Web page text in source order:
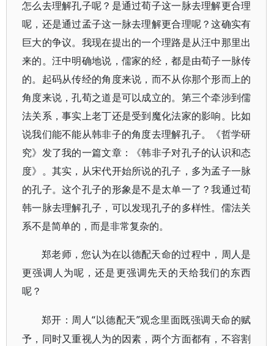
怎么去理解孔子呢？是通过荀子这一脉去理解更合理
呢，还是通过孟子这一脉去理解更合理呢？这确实有
巨大的争议。我现在提出的一个理路是从汪中那里出
来的。汪中明确地说，儒家的经，都是由荀子一脉传
的。起码从传经的角度来说，而不从你那个形而上的
角度来说，孔荀之道是可以成立的。第三个牵涉到儒
法关系，事实上老丁还是受到魔化法家的影响。比如
说我们能不能从韩非子的角度去理解孔子。《哲学研
究》发了我的一篇文章：《韩非子对孔子的认识和态
度》。其实，从宋代开始所说的孔子，多为孟子一脉
的孔子。这个孔子的形象是不是太单一了？我通过荀
韩一脉去理解孔子，可以发现孔子的多样性。儒法关
系不是简单的，而是非常复杂的。
郑老师，您认为在以德配天命的过程中，周人是
更强调人为呢，还是更强调先天的天给我们的东西
呢？
郑开：周人“以德配天”观念里面既强调天命的赋
予，同时又重视人为的因素，两个方面都有，不容割